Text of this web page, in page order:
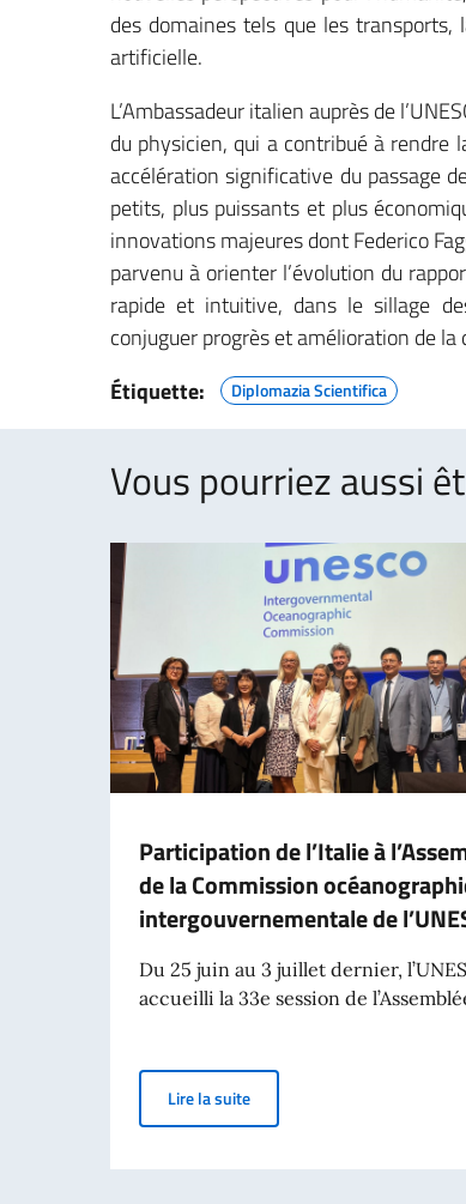
des domaines tels que les transports,
artificielle.
L’Ambassadeur italien auprès de
du physicien, qui a contribué à rendre
accélération significative du passage
petits, plus puissants et plus
innovations majeures dont Federico
parvenu à orienter l’évolution du
rapide et intuitive, dans le sillage
conjuguer progrès et amélioration de la
Étiquette:
Diplomazia Scientifica
Vous pourriez aussi
Participation de l’Italie à
de la Commission
intergouvernementale de
Du 25 juin au 3 juillet dernier,
accueilli la 33e session de
Lire la suiteParticipation de l’Italie à